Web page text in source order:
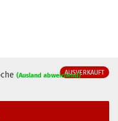
AUSVERKAUFT
(Ausland abweichend)